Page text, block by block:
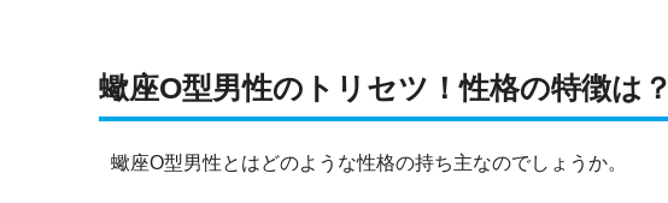
蠍座O型男性のトリセツ！性格の特徴は？
蠍座O型男性とはどのような性格の持ち主なのでしょうか。